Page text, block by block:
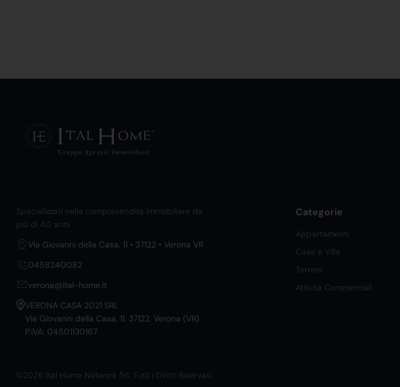
Specializzati nella compravendita immobiliare da
più di 40 anni.
Via Giovanni della Casa, 11 • 37122 • Verona VR
0458240082
verona@ital-home.it
VERONA CASA 2021 SRL
Via Giovanni della Casa, 11, 37122, Verona (VR)
P.IVA: 04501130167
Categorie
Appartamenti
Case e Ville
Terreni
Attività Commerciali
©2026 Ital Home Network Srl. Tutti i Diritti Riservati.